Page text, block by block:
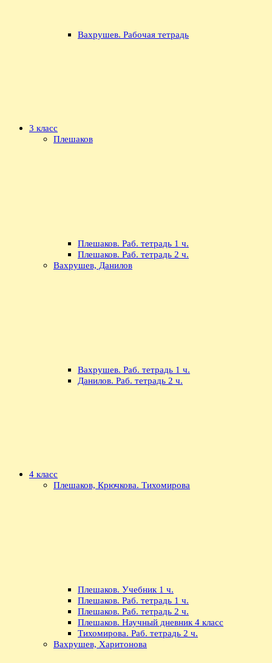
Вахрушев. Рабочая тетрадь
3 класс
Плешаков
Плешаков. Раб. тетрадь 1 ч.
Плешаков. Раб. тетрадь 2 ч.
Вахрушев, Данилов
Вахрушев. Раб. тетрадь 1 ч.
Данилов. Раб. тетрадь 2 ч.
4 класс
Плешаков, Крючкова. Тихомирова
Плешаков. Учебник 1 ч.
Плешаков. Раб. тетрадь 1 ч.
Плешаков. Раб. тетрадь 2 ч.
Плешаков. Научный дневник 4 класс
Тихомирова. Раб. тетрадь 2 ч.
Вахрушев, Харитонова